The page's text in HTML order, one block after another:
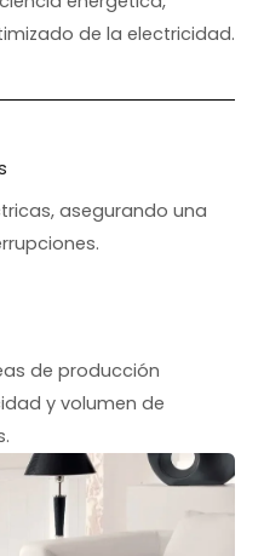
de la electricidad.
asegurando una
de producción
y volumen de